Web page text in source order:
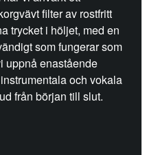
filter av rostfritt
trycket i höljet, med en
som fungerar som
uppnå enastående
och vokala
från början till slut.